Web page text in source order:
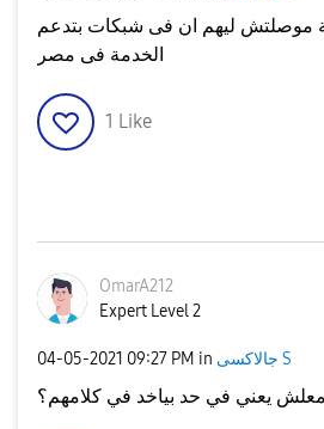
موصلتش ليهم ان فى شبكات بتدعم
الخدمة فى مصر
1 Like
OmarA212
Expert Level 2
‎04-05-2021 09:27 PM in جالاكسى S
يعني في حد بياخد في كلامهم؟